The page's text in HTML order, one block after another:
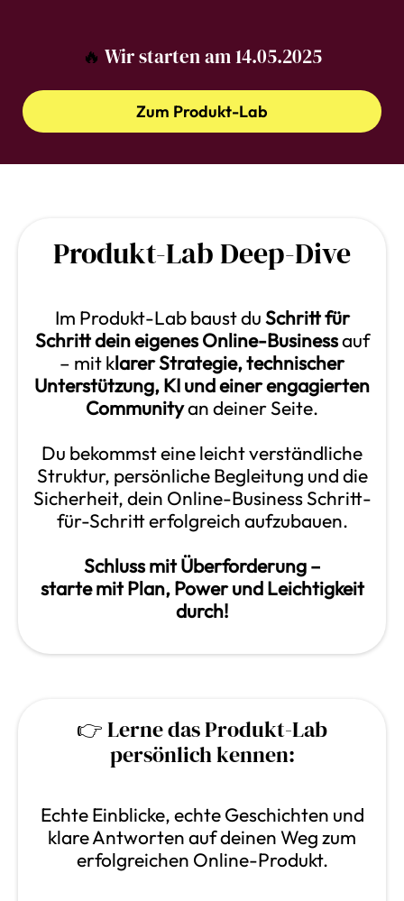
🔥 Wir starten am 14.05.2025
Zum Produkt-Lab
Produkt-Lab Deep-Dive
Im Produkt-Lab baust duSchritt für
Schritt dein eigenes Online-Businessauf
– mit klarer Strategie, technischer
Unterstützung, KI und einer engagierten
Communityan deiner Seite.
Du bekommst eine leicht verständliche
Struktur, persönliche Begleitung und die
Sicherheit, dein Online-Business Schritt-
für-Schritt erfolgreich aufzubauen.
Schluss mit Überforderung –
starte mit Plan, Power und Leichtigkeit
durch!
👉 Lerne das Produkt-Lab
persönlich kennen:
Echte Einblicke, echte Geschichten und
klare Antworten auf deinen Weg zum
erfolgreichen Online-Produkt.